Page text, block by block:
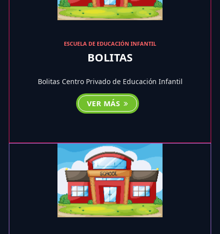
ESCUELA DE EDUCACIÓN INFANTIL
BOLITAS
Bolitas Centro Privado de Educación Infantil
VER MÁS